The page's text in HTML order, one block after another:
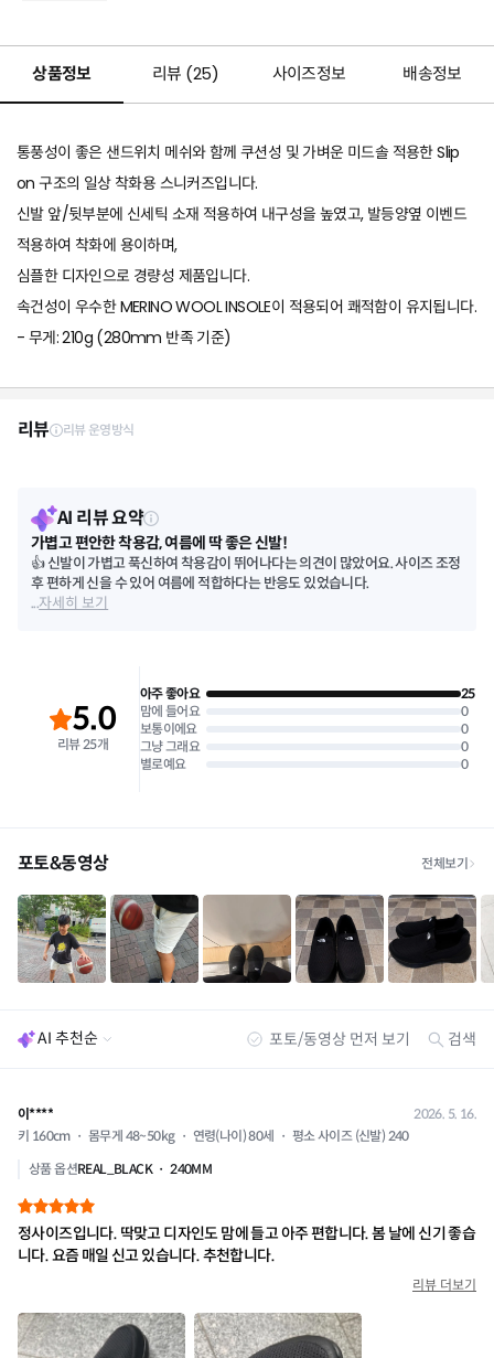
상품정보 리뷰 (25) 사이즈정보 배송정보
통풍성이 좋은 샌드위치 메쉬와 함께 쿠션성 및 가벼운 미드솔 적용한 Slip
on 구조의 일상 착화용 스니커즈입니다.
신발 앞/뒷부분에 신세틱 소재 적용하여 내구성을 높였고, 발등양옆 이벤드
적용하여 착화에 용이하며,
심플한 디자인으로 경량성 제품입니다.
속건성이 우수한 MERINO WOOL INSOLE이 적용되어 쾌적함이 유지됩니다.
- 무게: 210g (280mm 반족 기준)